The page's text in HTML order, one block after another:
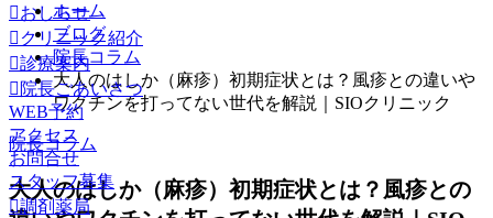
おしらせ
 クリニック紹介
診療案内
 院長ごあいさつ
WEB予約
アクセス
お問合せ
スタッフ募集
調剤薬局
ホーム
ブログ
院長コラム
大人のはしか（麻疹）初期症状とは？風疹との違いや
ワクチンを打ってない世代を解説｜SIOクリニック
院長コラム
大人のはしか（麻疹）初期症状とは？風疹との